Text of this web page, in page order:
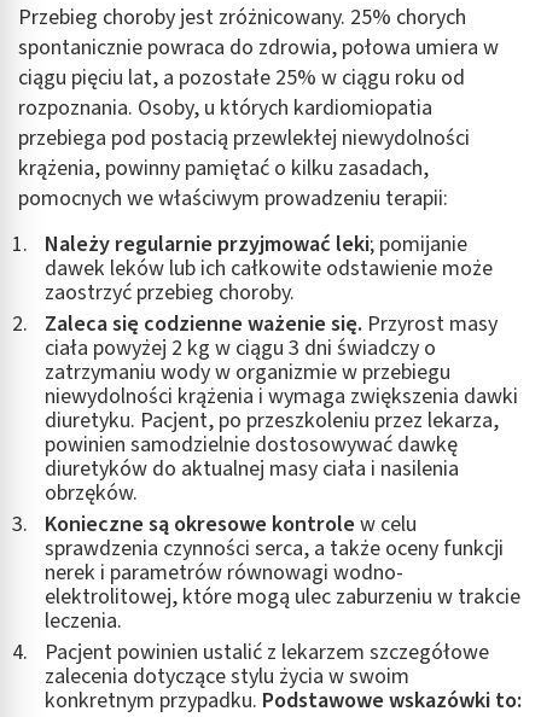
Przebieg choroby jest zróżnicowany. 25% chorych
spontanicznie powraca do zdrowia, połowa umiera w
ciągu pięciu lat, a pozostałe 25% w ciągu roku od
rozpoznania. Osoby, u których kardiomiopatia
przebiega pod postacią przewlekłej niewydolności
krążenia, powinny pamiętać o kilku zasadach,
pomocnych we właściwym prowadzeniu terapii:
Należy regularnie przyjmować leki; pomijanie
dawek leków lub ich całkowite odstawienie może
zaostrzyć przebieg choroby.
Zaleca się codzienne ważenie się. Przyrost masy
ciała powyżej 2 kg w ciągu 3 dni świadczy o
zatrzymaniu wody w organizmie w przebiegu
niewydolności krążenia i wymaga zwiększenia dawki
diuretyku. Pacjent, po przeszkoleniu przez lekarza,
powinien samodzielnie dostosowywać dawkę
diuretyków do aktualnej masy ciała i nasilenia
obrzęków.
Konieczne są okresowe kontrolew celu
sprawdzenia czynności serca, a także oceny funkcji
nerek i parametrów równowagi wodno-
elektrolitowej, które mogą ulec zaburzeniu w trakcie
leczenia.
Pacjent powinien ustalić z lekarzem szczegółowe
zalecenia dotyczące stylu życia w swoim
konkretnym przypadku. Podstawowe wskazówki to: